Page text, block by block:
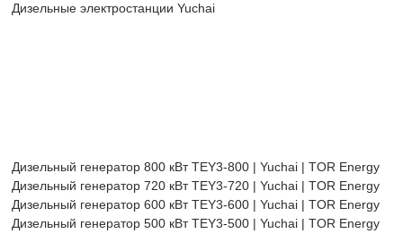
Дизельные электростанции Yuchai
Дизельный генератор 800 кВт TEY3-800 | Yuchai | TOR Energy
Дизельный генератор 720 кВт TEY3-720 | Yuchai | TOR Energy
Дизельный генератор 600 кВт TEY3-600 | Yuchai | TOR Energy
Дизельный генератор 500 кВт TEY3-500 | Yuchai | TOR Energy